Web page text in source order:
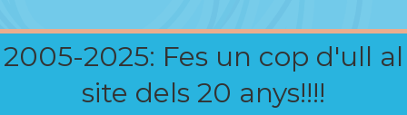
2005-2025: Fes un cop d'ull al
site dels 20 anys!!!!